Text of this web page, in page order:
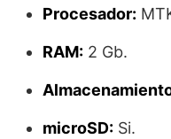
Procesador:
RAM: 2 Gb.
microSD: Si.